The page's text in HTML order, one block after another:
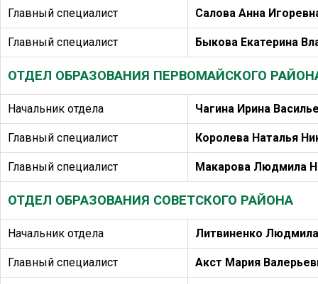
Главный специалист Салова Анна
Главный специалист Быкова Екатерина
ОТДЕЛ ОБРАЗОВАНИЯ ПЕРВОМАЙСКОГО
Начальник отдела Чагина Ирина
Главный специалист Королева Наталья
Главный специалист Макарова Людмила
ОТДЕЛ ОБРАЗОВАНИЯ СОВЕТСКОГО РАЙОНА
Начальник отдела Литвиненко
Главный специалист Акст Мария